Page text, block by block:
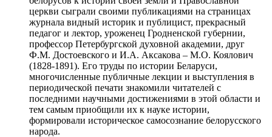
церкви сыграли своими публикациями на страницах
журнала видный историк и публицист, прекрасный
педагог и лектор, уроженец Гродненской губернии,
профессор Петербургской духовной академии, друг
Ф.М. Достоевского и И.А. Аксакова – М.О. Коялович
(1828-1891). Его труды по истории Беларуси,
многочисленные публичные лекции и выступления в
периодической печати знакомили читателей с
последними научными достижениями в этой области и
тем самым приобщили их к науке истории,
формировали историческое самосознание белорусского
народа.